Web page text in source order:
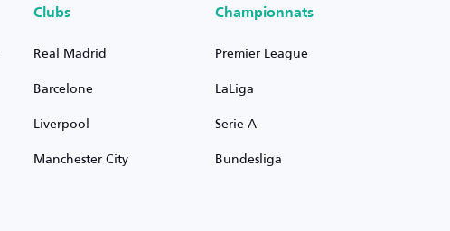
Clubs
Real Madrid
Barcelone
Liverpool
Manchester City
Championnats
Premier League
LaLiga
Serie A
Bundesliga